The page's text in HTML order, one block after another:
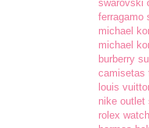
swarovski
ferragamo
michael
michael
burberry
camisetas
louis
nike outlet
rolex